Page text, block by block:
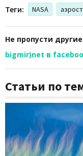
Теги: NASA
Не пропусти
bigmir)net в
Статьи по